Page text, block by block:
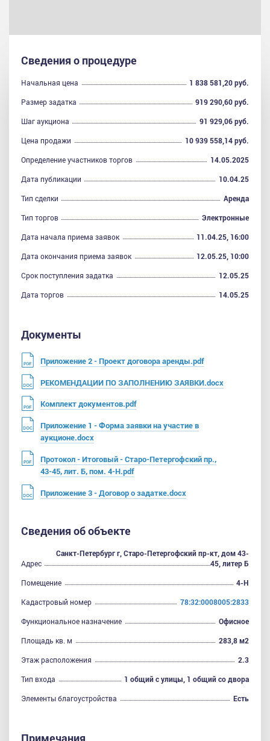
Сведения о процедуре
Начальная цена
1 838 581,20 руб.
Размер задатка
919 290,60 руб.
Шаг аукциона
91 929,06 руб.
Цена продажи
10 939 558,14 руб.
Определение участников торгов
14.05.2025
Дата публикации
10.04.25
Тип сделки
Аренда
Тип торгов
Электронные
Дата начала приема заявок
11.04.25, 16:00
Дата окончания приема заявок
12.05.25, 10:00
Срок поступления задатка
12.05.25
Дата торгов
14.05.25
Документы
Приложение 2 - Проект договора аренды.pdf
РЕКОМЕНДАЦИИ ПО ЗАПОЛНЕНИЮ ЗАЯВКИ.docx
Комплект документов.pdf
Приложение 1 - Форма заявки на участие в
аукционе.docx
Протокол - Итоговый - Старо-Петергофский пр.,
43-45, лит. Б, пом. 4-Н.pdf
Приложение 3 - Договор о задатке.docx
Сведения об объекте
Адрес
Санкт-Петербург г, Старо-Петергофский пр-кт, дом 43-
45, литер Б
Помещение
4-Н
Кадастровый номер
78:32:0008005:2833
Функциональное назначение
Офисное
Площадь кв. м
283,8 м2
Этаж расположения
2.3
Тип входа
1 общий с улицы, 1 общий со двора
Элементы благоустройства
Есть
Примечания